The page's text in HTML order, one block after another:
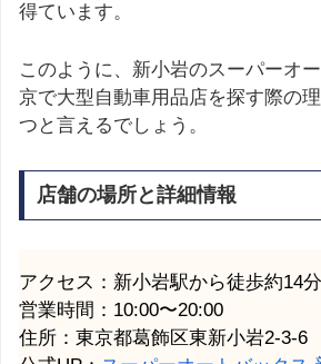
得ています。
このように、新小岩のスーパーオ
京で大型自動車用品店を探す際の
つと言えるでしょう。
店舗の場所と詳細情報
アクセス：新小岩駅から徒歩約14分
営業時間：10:00〜20:00
住所：東京都葛飾区東新小岩2-3-6